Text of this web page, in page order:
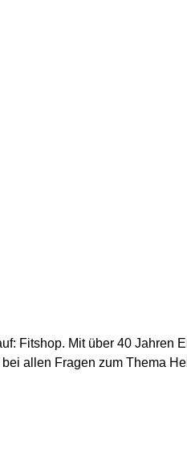
Fitshop. Mit über 40 Jahren
allen Fragen zum Thema